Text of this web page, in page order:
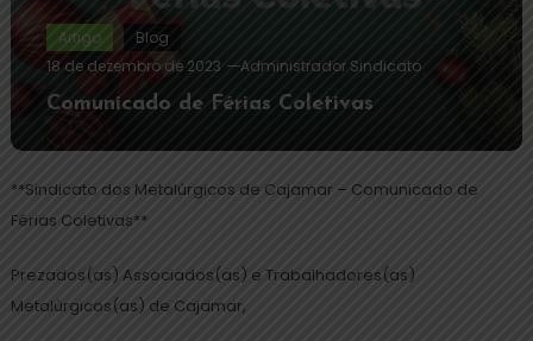
Artigo
Blog
18 de dezembro de 2023
Administrador Sindicato
Comunicado de Férias Coletivas
**Sindicato dos Metalúrgicos de Cajamar – Comunicado de
Férias Coletivas**
Prezados(as) Associados(as) e Trabalhadores(as)
Metalúrgicos(as) de Cajamar,